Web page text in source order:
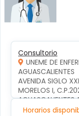
Consultorio
UNEME DE
AGUASCALIENTES
AVENIDA SIGLO
MORELOS I,
Horarios